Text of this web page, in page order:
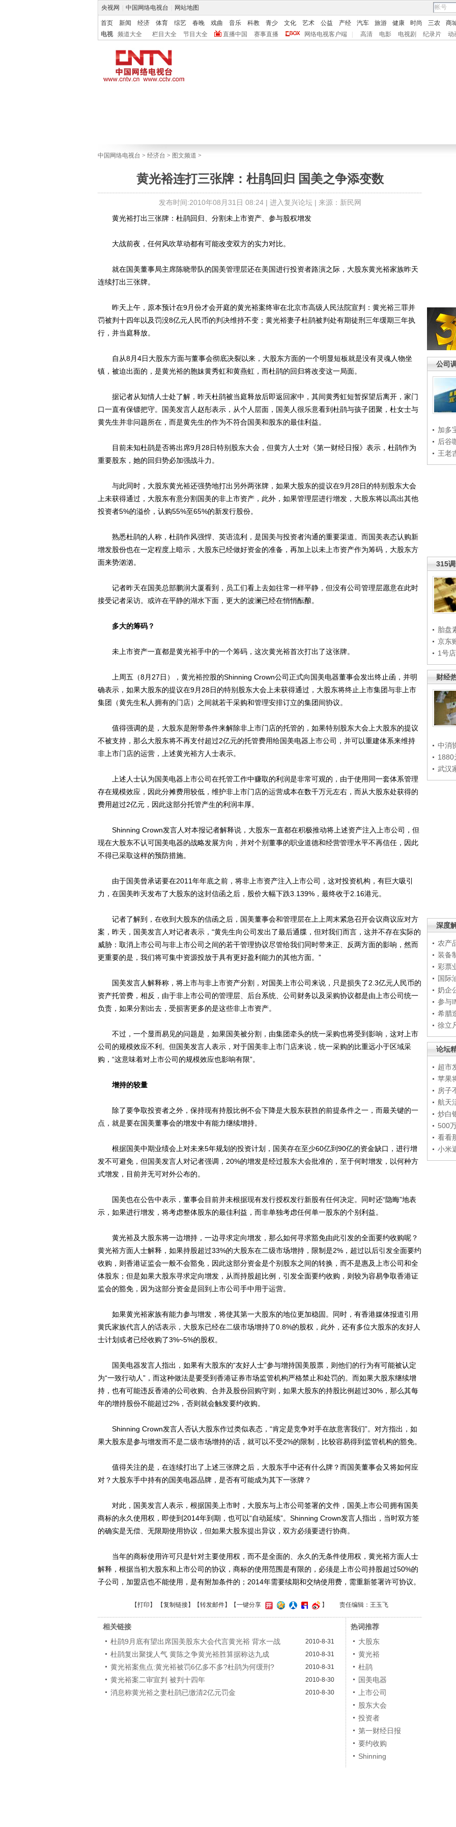
央视网 中国网络电视台 网站地图
首页 新闻 经济 体育 综艺 春晚 戏曲 音乐 科教 青少 文化 艺术 公益 产经 汽车 旅游 健康 时尚 三农 商
电视
频道大全 栏目大全 节目大全 直播中国 赛事直播 网络电视客户端 高清 电影 电视剧 纪录片 动
中国网络电视台 > 经济台 > 图文频道 >
黄光裕连打三张牌：杜鹃回归 国美之争添变数
发布时间:2010年08月31日 08:24 | 进入复兴论坛| 来源：新民网
公司
加多
后谷
王老
315
胎盘
京东
1号
财经
中消
1880
武汉
深度
农产
装备
彩票
国际
奶企
参与
希腊
徐立
论坛
超市
苹果
房子
航天
炒白
500
看看
小米
黄光裕打出三张牌：杜鹃回归、分割未上市资产、参与股权增发
大战前夜，任何风吹草动都有可能改变双方的实力对比。
就在国美董事局主席陈晓带队的国美管理层还在美国进行投资者路演之际，大股东黄光裕家族昨天
连续打出三张牌。
昨天上午，原本预计在9月份才会开庭的黄光裕案终审在北京市高级人民法院宣判：黄光裕三罪并
罚被判十四年以及罚没8亿元人民币的判决维持不变；黄光裕妻子杜鹃被判处有期徒刑三年缓期三年执
行，并当庭释放。
自从8月4日大股东方面与董事会彻底决裂以来，大股东方面的一个明显短板就是没有灵魂人物坐
镇，被迫出面的，是黄光裕的胞妹黄秀虹和黄燕虹，而杜鹃的回归将改变这一局面。
据记者从知情人士处了解，昨天杜鹃被当庭释放后即返回家中，其间黄秀虹短暂探望后离开，家门
口一直有保镖把守。国美发言人赵彤表示，从个人层面，国美人很乐意看到杜鹃与孩子团聚，杜女士与
黄先生并非问题所在，而是黄先生的作为不符合国美和股东的最佳利益。
目前未知杜鹃是否将出席9月28日特别股东大会，但黄方人士对《第一财经日报》表示，杜鹃作为
重要股东，她的回归势必加强战斗力。
与此同时，大股东黄光裕还强势地打出另外两张牌，如果大股东的提议在9月28日的特别股东大会
上未获得通过，大股东有意分割国美的非上市资产，此外，如果管理层进行增发，大股东将以高出其他
投资者5%的溢价，认购55%至65%的新发行股份。
熟悉杜鹃的人称，杜鹃作风强悍、英语流利，是国美与投资者沟通的重要渠道。而国美表态认购新
增发股份也在一定程度上暗示，大股东已经做好资金的准备，再加上以未上市资产作为筹码，大股东方
面来势汹汹。
记者昨天在国美总部鹏润大厦看到，员工们看上去如往常一样平静，但没有公司管理层愿意在此时
接受记者采访。或许在平静的湖水下面，更大的波澜已经在悄悄酝酿。
多大的筹码？
未上市资产一直都是黄光裕手中的一个筹码，这次黄光裕首次打出了这张牌。
上周五（8月27日），黄光裕控股的Shinning Crown公司正式向国美电器董事会发出终止函，并明
确表示，如果大股东的提议在9月28日的特别股东大会上未获得通过，大股东将终止上市集团与非上市
集团（黄先生私人拥有的门店）之间就若干采购和管理安排订立的集团间协议。
值得强调的是，大股东是附带条件来解除非上市门店的托管的，如果特别股东大会上大股东的提议
不被支持，那么大股东将不再支付超过2亿元的托管费用给国美电器上市公司，并可以重建体系来维持
非上市门店的运营，上述黄光裕方人士表示。
上述人士认为国美电器上市公司在托管工作中赚取的利润是非常可观的，由于使用同一套体系管理
存在规模效应，因此分摊费用较低，维护非上市门店的运营成本在数千万元左右，而从大股东处获得的
费用超过2亿元，因此这部分托管产生的利润丰厚。
Shinning Crown发言人对本报记者解释说，大股东一直都在积极推动将上述资产注入上市公司，但
现在大股东不认可国美电器的战略发展方向，并对个别董事的职业道德和经营管理水平不再信任，因此
不得已采取这样的预防措施。
由于国美曾承诺要在2011年年底之前，将非上市资产注入上市公司，这对投资机构，有巨大吸引
力，在国美昨天发布了大股东的这封信函之后，股价大幅下跌3.139%，最终收于2.16港元。
记者了解到，在收到大股东的信函之后，国美董事会和管理层在上上周末紧急召开会议商议应对方
案，昨天，国美发言人对记者表示，“黄先生向公司发出了最后通牒，但对我们而言，这并不存在实际的
威胁：取消上市公司与非上市公司之间的若干管理协议尽管给我们同时带来正、反两方面的影响，然而
更重要的是，我们将可集中资源投放于具有更好盈利能力的其他方面。”
国美发言人解释称，将上市与非上市资产分割，对国美上市公司来说，只是损失了2.3亿元人民币的
资产托管费，相反，由于非上市公司的管理层、后台系统、公司财务以及采购协议都是由上市公司统一
负责，如果分割出去，受损害更多的是这些非上市资产。
不过，一个显而易见的问题是，如果国美被分割，由集团牵头的统一采购也将受到影响，这对上市
公司的规模效应不利。但国美发言人表示，对于国美非上市门店来说，统一采购的比重远小于区域采
购，“这意味着对上市公司的规模效应也影响有限”。
增持的较量
除了要争取投资者之外，保持现有持股比例不会下降是大股东获胜的前提条件之一，而最关键的一
点，就是要在国美董事会的增发中有能力继续增持。
根据国美中期业绩会上对未来5年规划的投资计划，国美存在至少60亿到90亿的资金缺口，进行增
发不可避免，但国美发言人对记者强调，20%的增发是经过股东大会批准的，至于何时增发，以何种方
式增发，目前并无可对外公布的。
国美也在公告中表示，董事会目前并未根据现有发行授权发行新股有任何决定。同时还“隐晦”地表
示，如果进行增发，将考虑整体股东的最佳利益，而非单独考虑任何单一股东的个别利益。
黄光裕及大股东将一边增持，一边寻求定向增发，那么如何寻求豁免由此引发的全面要约收购呢？
黄光裕方面人士解释，如果持股超过33%的大股东在二级市场增持，限制是2%，超过以后引发全面要约
收购，则香港证监会一般不会豁免，因此这部分资金是个别股东之间的转换，而不是惠及上市公司和全
体股东；但是如果大股东寻求定向增发，从而持股超比例，引发全面要约收购，则较为容易争取香港证
监会的豁免，因为这部分资金是回到上市公司手中用于运营。
如果黄光裕家族有能力参与增发，将使其第一大股东的地位更加稳固。同时，有香港媒体报道引用
黄氏家族代言人的话表示，大股东已经在二级市场增持了0.8%的股权，此外，还有多位大股东的友好人
士计划或者已经收购了3%~5%的股权。
国美电器发言人指出，如果有大股东的“友好人士”参与增持国美股票，则他们的行为有可能被认定
为“一致行动人”，而这种做法是要受到香港证券市场监管机构严格禁止和处罚的。而如果大股东继续增
持，也有可能违反香港的公司收购、合并及股份回购守则，如果大股东的持股比例超过30%，那么其每
年的增持股份不能超过2%，否则就会触发要约收购。
Shinning Crown发言人否认大股东作过类似表态，“肯定是竞争对手在故意害我们”。对方指出，如
果大股东是参与增发而不是二级市场增持的话，就可以不受2%的限制，比较容易得到监管机构的豁免。
值得关注的是，在连续打出了上述三张牌之后，大股东手中还有什么牌？而国美董事会又将如何应
对？大股东手中持有的国美电器品牌，是否有可能成为其下一张牌？
对此，国美发言人表示，根据国美上市时，大股东与上市公司签署的文件，国美上市公司拥有国美
商标的永久使用权，即使到2014年到期，也可以“自动延续”。Shinning Crown发言人指出，当时双方签
的确实是无偿、无限期使用协议，但如果大股东提出异议，双方必须要进行协商。
当年的商标使用许可只是针对主要使用权，而不是全面的、永久的无条件使用权，黄光裕方面人士
解释，根据当初大股东和上市公司的协议，商标的使用范围是有限的，必须是上市公司持股超过50%的
子公司，加盟店也不能使用，是有附加条件的；2014年需要续期和交纳使用费，需重新签署许可协议。
【打印 】 【复制链接】【转发邮件】 【一键分享 】 责任编辑：王玉飞
相关链接
杜鹃9月底有望出席国美股东大会代言黄光裕 背水一战
2010-8-31
杜鹃复出聚拢人气 黄陈之争黄光裕胜算据称达九成 2010-8-31
黄光裕案焦点:黄光裕被罚6亿多不多?杜鹃为何缓刑? 2010-8-31
黄光裕案二审宣判 被判十四年 2010-8-30
消息称黄光裕之妻杜鹃已缴清2亿元罚金 2010-8-30
热词推荐
大股东
黄光裕
杜鹃
国美电器
上市公司
股东大会
投资者
第一财经日报
要约收购
Shinning